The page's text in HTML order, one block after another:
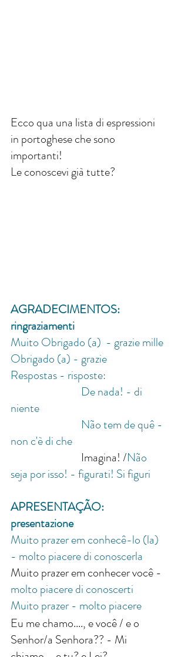
Ecco qua una lista di espressioni
in portoghese che sono
importanti!
Le conoscevi già tutte?
AGRADECIMENTOS:
ringraziamenti
Muito Obrigado (a)  - grazie mille
Obrigado (a) - grazie
Respostas - risposte:
De nada! - di
niente
Não tem de quê -
non c'è di che
			Imagina! /
Não
seja por isso! - figurati! Si figuri
APRESENTAÇÃO:
presentazione
Muito prazer em conhecê-lo (la)
- molto piacere di conoscerla
Muito prazer em conhecer você -
molto piacere di conoscerti
Muito prazer - molto piacere
Eu me chamo...., e você / e o
Senhor/a Senhora?? - Mi